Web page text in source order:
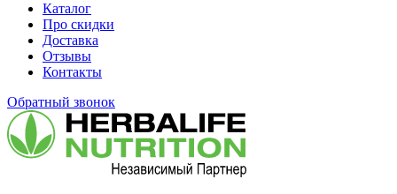
Каталог
Про скидки
Доставка
Отзывы
Контакты
Обратный звонок